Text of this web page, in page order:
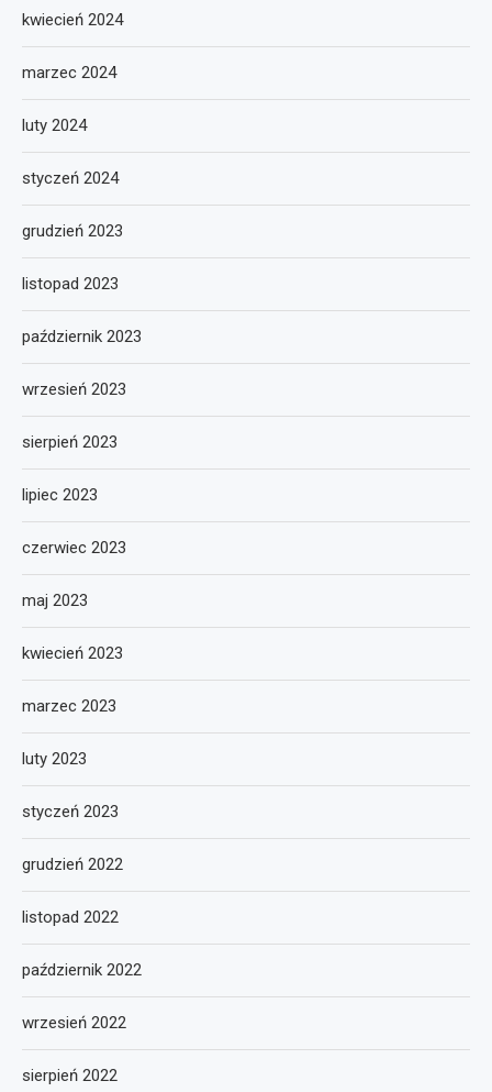
kwiecień 2024
marzec 2024
luty 2024
styczeń 2024
grudzień 2023
listopad 2023
październik 2023
wrzesień 2023
sierpień 2023
lipiec 2023
czerwiec 2023
maj 2023
kwiecień 2023
marzec 2023
luty 2023
styczeń 2023
grudzień 2022
listopad 2022
październik 2022
wrzesień 2022
sierpień 2022